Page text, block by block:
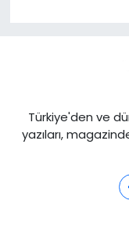
Türkiye'den ve
yazıları,